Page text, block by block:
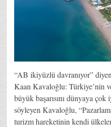
“AB ikiyüzlü davranıyor”
Kaan Kavaloğlu: Türkiye’nin
büyük başarısını dünyaya
söyleyen Kavaloğlu,
turizm hareketinin kendi